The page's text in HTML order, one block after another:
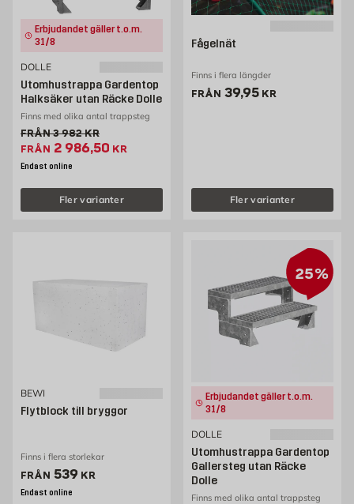
Erbjudandet gäller t.o.m.
31/8
DOLLE
Utomhustrappa Gardentop
Halksäker utan Räcke Dolle
Finns med olika antal trappsteg
FRÅNGammalt pris 3982 kr
3 982KR
FRÅN Extrapris 2986.5 kr
2 986,50 KR
Endast online
Fler varianter
Fågelnät
Finns i flera längder
FRÅN Pris 39.95 kr
39,95 KR
Fler varianter
BEWI
Flytblock till bryggor
Finns i flera storlekar
FRÅN Pris 539 kr
539 KR
Endast online
25%
Erbjudandet gäller t.o.m.
31/8
DOLLE
Utomhustrappa Gardentop
Gallersteg utan Räcke
Dolle
Finns med olika antal trappsteg